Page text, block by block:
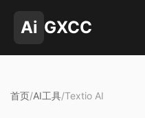
Ai GXCC
首页/AI工具/Textio AI